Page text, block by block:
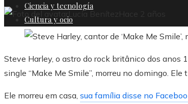
Ciencia y tecnología
Cultura y ocio
Lucía Benítez Hace 2 años
Steve Harley, o astro do rock britânico dos anos
single “Make Me Smile”, morreu no domingo. Ele
Ele morreu em casa, sua família disse no